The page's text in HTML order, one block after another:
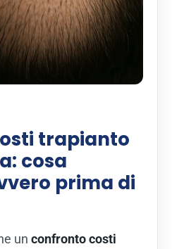
trapianto
cosa
prima di
un confronto costi